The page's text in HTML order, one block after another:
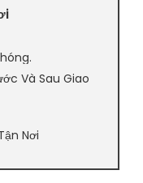
Và Sau Giao
Nơi